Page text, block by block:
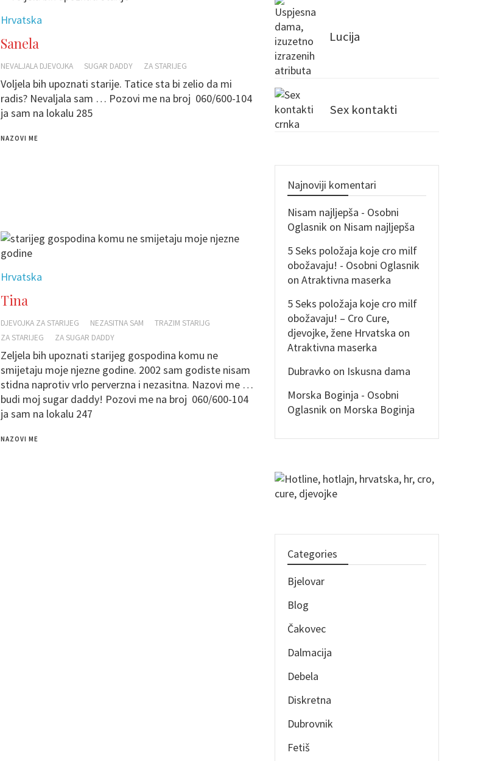
Hrvatska
Sanela
NEVALJALA DJEVOJKA SUGAR DADDY ZA STARIJEG
Voljela bih upoznati starije. Tatice sta bi zelio da mi
radis? Nevaljala sam … Pozovi me na broj 060/600-104
ja sam na lokalu 285
NAZOVI ME
Hrvatska
Tina
DJEVOJKA ZA STARIJEG NEZASITNA SAM
TRAZIM STARIJG
ZA STARIJEG
ZA SUGAR DADDY
Zeljela bih upoznati starijeg gospodina komu ne
smijetaju moje njezne godine. 2002 sam godiste nisam
stidna naprotiv vrlo perverzna i nezasitna. Nazovi me …
budi moj sugar daddy! Pozovi me na broj 060/600-104
ja sam na lokalu 247
NAZOVI ME
Lucija
Sex kontakti
Najnoviji komentari
Nisam najljepša - Osobni
Oglasnik on Nisam najljepša
5 Seks položaja koje cro milf
obožavaju! - Osobni Oglasnik
on Atraktivna maserka
5 Seks položaja koje cro milf
obožavaju! – Cro Cure,
djevojke, žene Hrvatska on
Atraktivna maserka
Dubravko on Iskusna dama
Morska Boginja - Osobni
Oglasnik on Morska Boginja
Categories
Bjelovar
Blog
Čakovec
Dalmacija
Debela
Diskretna
Dubrovnik
Fetiš